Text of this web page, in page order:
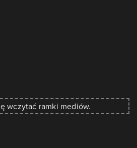
wczytać ramki mediów.